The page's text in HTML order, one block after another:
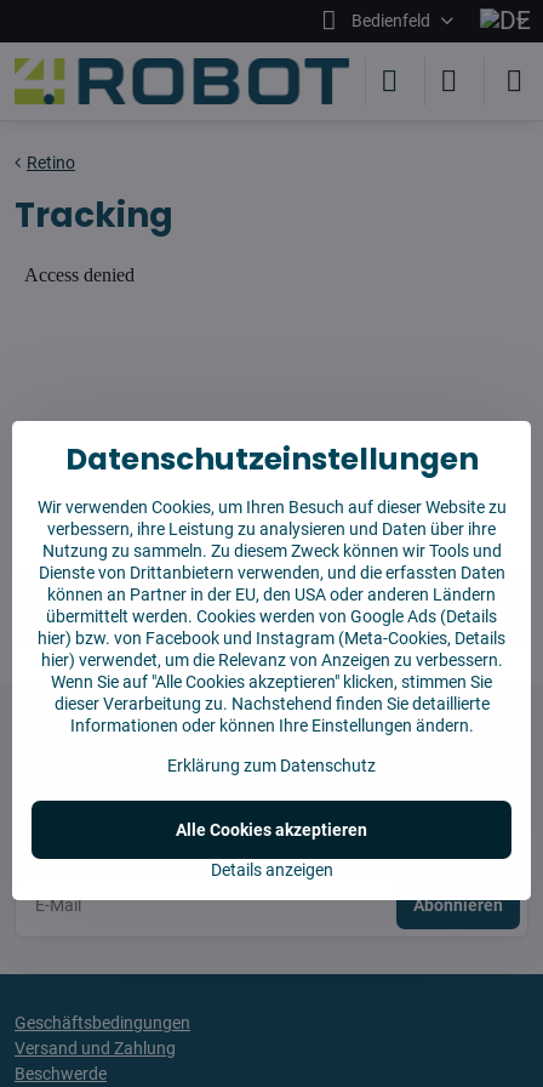
Bedienfeld
Retino
Tracking
Wir benutzenRetino
Kontakt
Newsletter
Newsletter abonnieren :
Abonnieren
Geschäftsbedingungen
Versand und Zahlung
Beschwerde
Datenschutzeinstellungen
Wir verwenden Cookies, um Ihren Besuch auf dieser Website zu
verbessern, ihre Leistung zu analysieren und Daten über ihre
Nutzung zu sammeln. Zu diesem Zweck können wir Tools und
Dienste von Drittanbietern verwenden, und die erfassten Daten
können an Partner in der EU, den USA oder anderen Ländern
übermittelt werden. Cookies werden von Google Ads (Details
hier) bzw. von Facebook und Instagram (Meta-Cookies, Details
hier) verwendet, um die Relevanz von Anzeigen zu verbessern.
Wenn Sie auf "Alle Cookies akzeptieren" klicken, stimmen Sie
dieser Verarbeitung zu. Nachstehend finden Sie detaillierte
Informationen oder können Ihre Einstellungen ändern.
Erklärung zum Datenschutz
Details anzeigen
Alle Cookies akzeptieren